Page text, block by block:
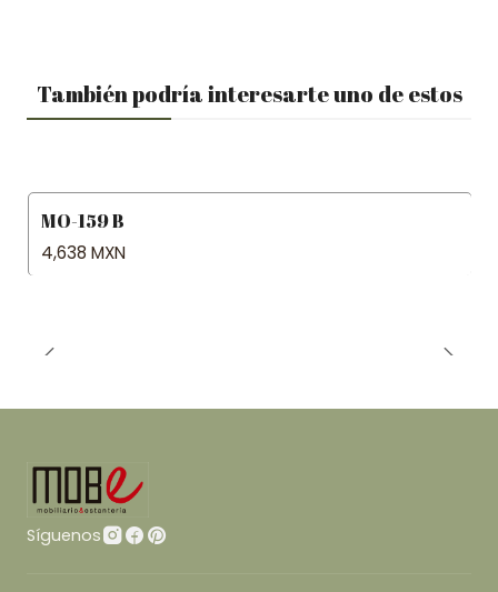
También podría interesarte uno de estos
MO-159 B
4,638 MXN
Síguenos